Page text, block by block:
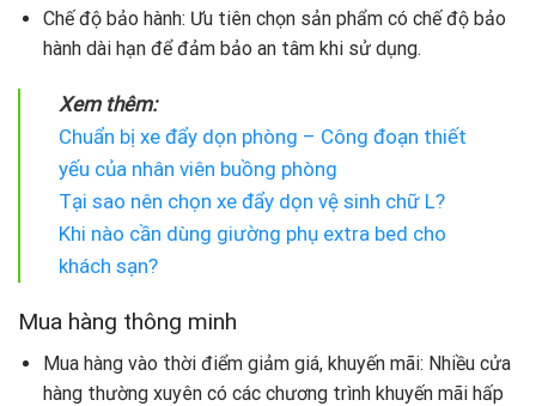
Chế độ bảo hành: Ưu tiên chọn sản phẩm có chế độ bảo
hành dài hạn để đảm bảo an tâm khi sử dụng.
Xem thêm:
Chuẩn bị xe đẩy dọn phòng – Công đoạn thiết
yếu của nhân viên buồng phòng
Tại sao nên chọn xe đẩy dọn vệ sinh chữ L?
Khi nào cần dùng giường phụ extra bed cho
khách sạn?
Mua hàng thông minh
Mua hàng vào thời điểm giảm giá, khuyến mãi: Nhiều cửa
hàng thường xuyên có các chương trình khuyến mãi hấp